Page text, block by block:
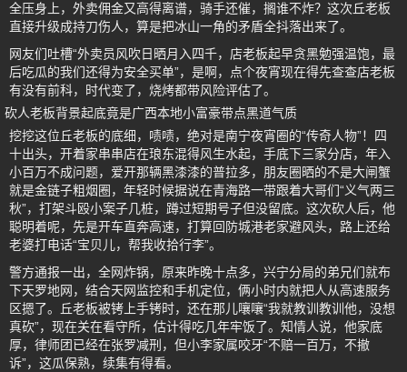
全压身上，外卖佣金又高得离谱，骑手还催，搁谁不炸？这次丘老板
直接升级成持刀伤人，算是把冰山一角的矛盾全抖落出来了。
网友们吐槽“外卖员风吹日晒月入四千，店老板起早贪黑勉强温饱，最
后吃瓜的我们还得为安全买单”，是啊，点个夜宵现在得先查查店老板
有没有前科，时代变了，烧烤都带风险评估了。
砍人老板背景起底竟是广西本地小富豪带点黑道气质
挖挖这位丘老板的底细，啧啧，绝对是南宁夜宵圈的“传奇人物”！四
十出头，开着家串串店在琅东混得风生水起，手底下三家分店，年入
小百万不成问题，爱开那辆黑漆漆的普拉多，朋友圈晒的不是大闸蟹
就是金链子粗烟圈，年轻时候据说在青海路一带跟着大哥们“义气两三
秋”，打架斗殴小案子几桩，蹲过短期号子但没留底。这次砍人后，他
聪明着呢，先是开车直奔高速，打算回防城港老家避风头，路上还给
老婆打电话“宝贝儿，帮我收拾行李”。
警方通报一出，全网炸锅，原来昨晚十点多，兴宁分局的弟兄们就布
下天罗地网，结合天网监控和手机定位，俩小时内就把人从高速服务
区摁了。丘老板被铐上手铐时，还在那儿嚷嚷“我就教训教训他，没想
真砍”，现在关在看守所，估计得吃几年牢饭了。知情人说，他家底
厚，律师团已经在张罗减刑，但小李家属咬牙“不赔一百万，不撤
诉”，这瓜保熟，续集有得看。